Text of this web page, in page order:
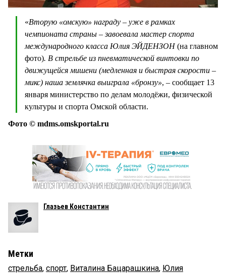
«Вторую «омскую» награду – уже в рамках
чемпионата страны – завоевала мастер спорта
международного класса Юлия ЭЙДЕНЗОН(на главном
фото). В стрельбе из пневматической винтовки по
движущейся мишени (медленная и быстрая скорости –
микс) наша землячка выиграла «бронзу», – сообщает 13
января министерство по делам молодёжи, физической
культуры и спорта Омской области.
Фото © mdms.omskportal.ru
Глазьев Константин
Метки
стрельба, спорт, Виталина Бацарашкина, Юлия